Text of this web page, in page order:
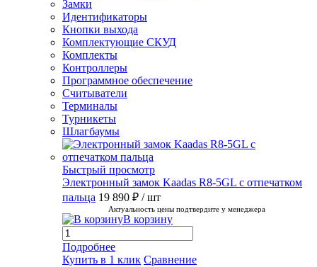
Замки
Идентификаторы
Кнопки выхода
Комплектующие СКУД
Комплекты
Контроллеры
Программное обеспечение
Считыватели
Терминалы
Турникеты
Шлагбаумы
Быстрый просмотр
Электронный замок Kaadas R8-5GL с отпечатком
пальца 19 890 ₽ / шт
Актуальность цены подтвердите у менеджера
В корзину
Подробнее
Купить в 1 клик Сравнение